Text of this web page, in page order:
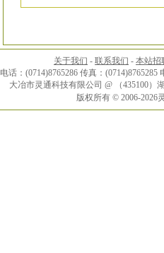
关于我们 - 联系我们 - 本站招
电话：(0714)8765286 传真：(0714)8765285
大冶市灵通科技有限公司 @ （435100
版权所有 © 2006-2026